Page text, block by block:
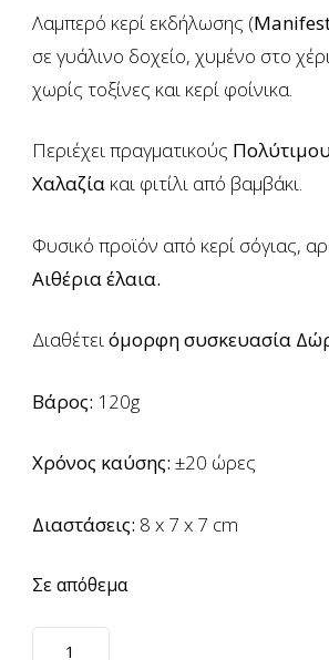
Λαμπερό κερί εκδήλωσης (
σε γυάλινο δοχείο, χυμένο στο
χωρίς τοξίνες και κερί φοίνικα.
Περιέχει πραγματικούς
Χαλαζία και φιτίλι από βαμβάκι.
Φυσικό προϊόν από κερί σόγιας,
Αιθέρια έλαια.
Διαθέτειόμορφη συσκευασία
Βάρος: 120g
Χρόνος καύσης: ±20 ώρες
Διαστάσεις: 8 x 7 x 7 cm
Σε απόθεμα
Κερί